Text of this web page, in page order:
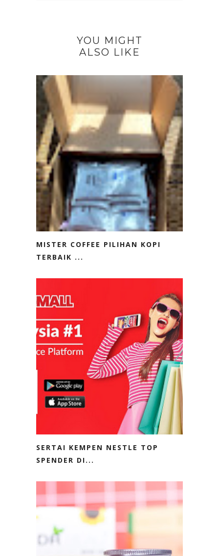
YOU MIGHT
ALSO LIKE
MISTER COFFEE PILIHAN KOPI
TERBAIK ...
SERTAI KEMPEN NESTLE TOP
SPENDER DI...